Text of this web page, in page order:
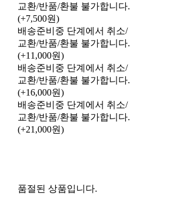
교환/반품/환불 불가합니다.
(+7,500원)
배송준비중 단계에서 취소/
교환/반품/환불 불가합니다.
(+11,000원)
배송준비중 단계에서 취소/
교환/반품/환불 불가합니다.
(+16,000원)
배송준비중 단계에서 취소/
교환/반품/환불 불가합니다.
(+21,000원)
품절된 상품입니다.